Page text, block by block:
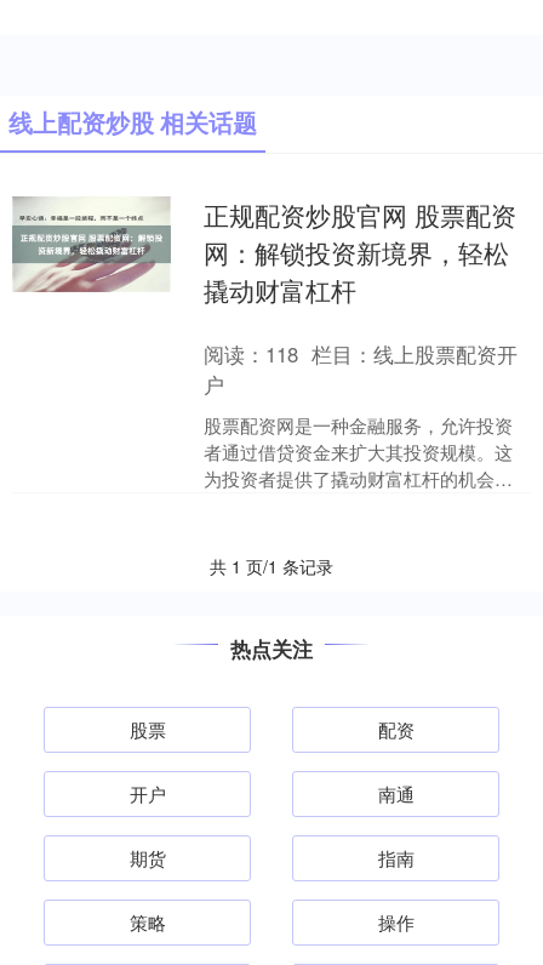
线上配资炒股 相关话题
正规配资炒股官网 股票配资
网：解锁投资新境界，轻松
撬动财富杠杆
阅读： 118 栏目：线上股票配资开
户
股票配资网是一种金融服务，允许投资
者通过借贷资金来扩大其投资规模。这
为投资者提供了撬动财富杠杆的机会，
共 1 页/1 条记录
热点关注
股票 配资
开户 南通
期货 指南
策略 操作